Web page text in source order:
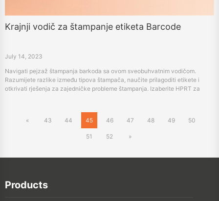
Krajnji vodič za štampanje etiketa Barcode
July 14, 2023
Navigati pejzaž štampanja barkoda sa ovom sveobuhvatnim vodičom.
Razumijete razlike između tipova štampača, naučite prilagoditi etikete i
otkrivati rješenja za zajedničke probleme štampanja. Izaberite HPRT za
« 43 44 45 46 47 48 49 50
51 52 »
Products